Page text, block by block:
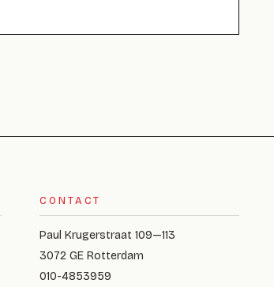
CONTACT
Paul Krugerstraat 109—113
3072 GE Rotterdam
010-4853959